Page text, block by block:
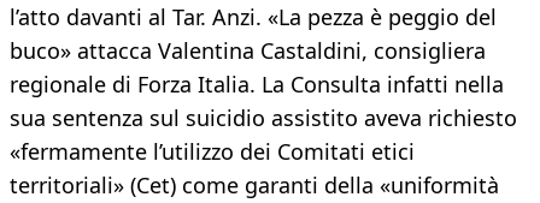
l’atto davanti al Tar. Anzi. «La pezza è peggio del
buco» attacca Valentina Castaldini, consigliera
regionale di Forza Italia. La Consulta infatti nella
sua sentenza sul suicidio assistito aveva richiesto
«fermamente l’utilizzo dei Comitati etici
territoriali» (Cet) come garanti della «uniformità